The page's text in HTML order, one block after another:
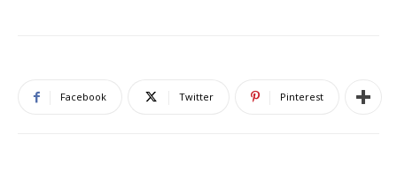
Facebook Twitter Pinterest